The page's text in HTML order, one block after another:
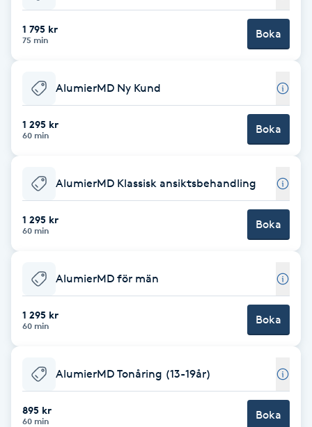
Bottenfärg
Brynfärgning
Bröllopsuppsättning
Coachning
Color correction
Damklippning
1 795 kr
75 min Boka
AlumierMD Ny Kund
1 295 kr
60 min Boka
AlumierMD Klassisk ansiktsbehandling
1 295 kr
60 min Boka
AlumierMD för män
1 295 kr
60 min Boka
AlumierMD Tonåring (13-19år)
895 kr
60 min Boka